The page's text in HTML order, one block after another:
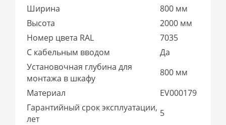
Ширина
800 мм
Высота
2000 мм
Номер цвета RAL
7035
С кабельным вводом
Да
Установочная глубина для
монтажа в шкафу
800 мм
Материал
EV000179
Гарантийный срок эксплуатации,
лет
5